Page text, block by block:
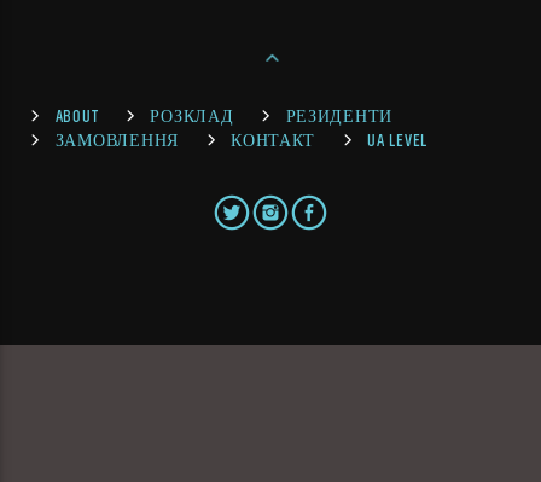
ABOUT РОЗКЛАД
РЕЗИДЕНТИ
ЗАМОВЛЕННЯ
КОНТАКТ UA LEVEL